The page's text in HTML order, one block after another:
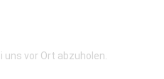
vor Ort abzuholen.